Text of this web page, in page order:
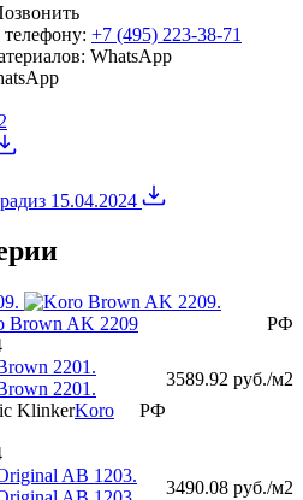
+7 (495) 223-38-71
WhatsApp
15.04.2024
РФ
Brown AK 2209
3589.92 руб./м2
Klinker
РФ
Koro
3490.08 руб./м2